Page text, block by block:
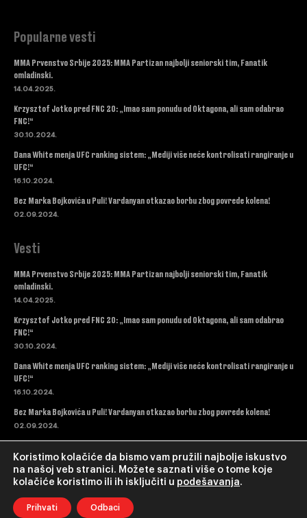
Popularne vesti
MMA Prvenstvo Srbije 2025: MMA Partizan najbolji seniorski tim, Fanatik
omladinski.
14.04.2025.
Krzysztof Jotko pred FNC 20: „Imao sam ponudu od Oktagona, ali sam odabrao
FNC!“
30.10.2024.
Dana White menja UFC ranking sistem: „Mediji više neće kontrolisati rangiranje u
UFC!“
16.10.2024.
Bez Marka Bojkovića u Puli! Vardanyan otkazao borbu zbog povrede kolena!
02.09.2024.
Vesti
MMA Prvenstvo Srbije 2025: MMA Partizan najbolji seniorski tim, Fanatik
omladinski.
14.04.2025.
Krzysztof Jotko pred FNC 20: „Imao sam ponudu od Oktagona, ali sam odabrao
FNC!“
30.10.2024.
Dana White menja UFC ranking sistem: „Mediji više neće kontrolisati rangiranje u
UFC!“
16.10.2024.
Bez Marka Bojkovića u Puli! Vardanyan otkazao borbu zbog povrede kolena!
02.09.2024.
© Copyright - Triangle TV.Web Dev & hosting wpspeedopt.net
Početna MMA Podcast
Koristimo kolačiće da bismo vam pružili najbolje iskustvo
na našoj veb stranici. Možete saznati više o tome koje
kolačiće koristimo ili ih isključiti u podešavanja.
Prihvati Odbaci